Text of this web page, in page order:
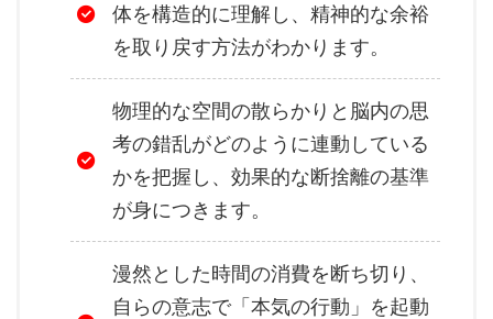
体を構造的に理解し、精神的な余裕
を取り戻す方法がわかります。
物理的な空間の散らかりと脳内の思
考の錯乱がどのように連動している
かを把握し、効果的な断捨離の基準
が身につきます。
漫然とした時間の消費を断ち切り、
自らの意志で「本気の行動」を起動